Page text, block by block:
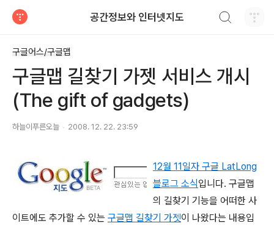
공간정보와 인터넷지도
구글어스/구글맵
구글맵 길찾기 가젯 서비스 개시
(The gift of gadgets)
하늘이푸른오늘 2008. 12. 22. 23:59
12월 11일자 구글 LatLong
블로그 소식입니다. 구글맵
의 길찾기 기능을 어떠한 사
이트에도 추가할 수 있는 구글맵 길찾기 가젯이 나왔다는 내용입